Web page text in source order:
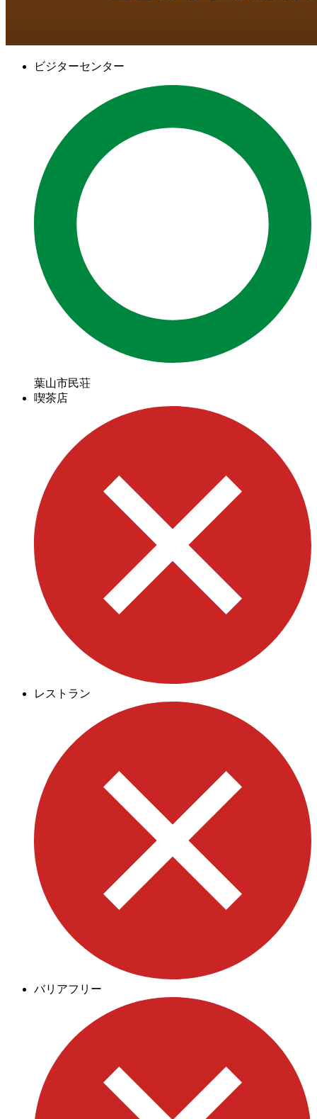
ビジターセンター
葉山市民荘
喫茶店
レストラン
バリアフリー